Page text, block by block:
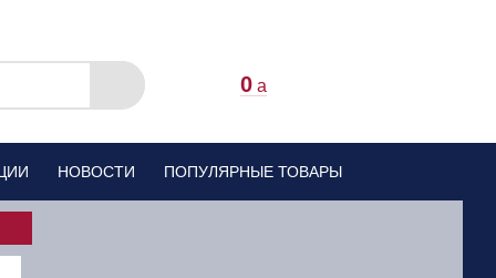
0 a
НОВОСТИ ПОПУЛЯРНЫЕ ТОВАРЫ